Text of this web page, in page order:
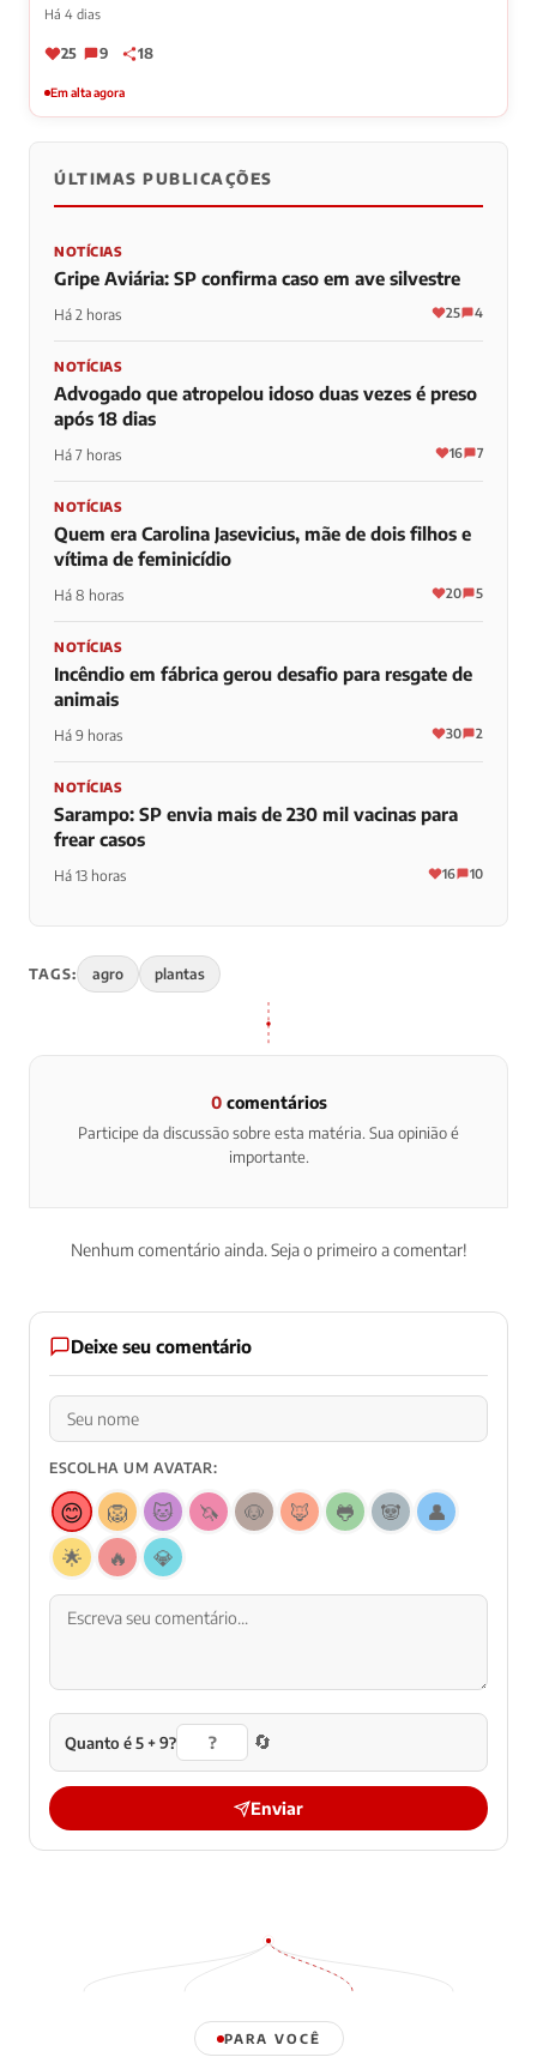
Há 4 dias
25 9 18
Em alta agora
ÚLTIMAS PUBLICAÇÕES
NOTÍCIAS
Gripe Aviária: SP confirma caso em ave silvestre
Há 2 horas 25 4
NOTÍCIAS
Advogado que atropelou idoso duas vezes é preso
após 18 dias
Há 7 horas 16 7
NOTÍCIAS
Quem era Carolina Jasevicius, mãe de dois filhos e
vítima de feminicídio
Há 8 horas 20 5
NOTÍCIAS
Incêndio em fábrica gerou desafio para resgate de
animais
Há 9 horas 30 2
NOTÍCIAS
Sarampo: SP envia mais de 230 mil vacinas para
frear casos
Há 13 horas 16 10
TAGS: agro plantas
0comentários
Participe da discussão sobre esta matéria. Sua opinião é
importante.
Nenhum comentário ainda. Seja o primeiro a comentar!
Deixe seu comentário
ESCOLHA UM AVATAR:
😊 🦁 🐱 🦄 🐶 🦊 🐸 🐼
👤
🌟
🔥 💎
Quanto é 5 + 9? 🔄
Enviar
PARA VOCÊ